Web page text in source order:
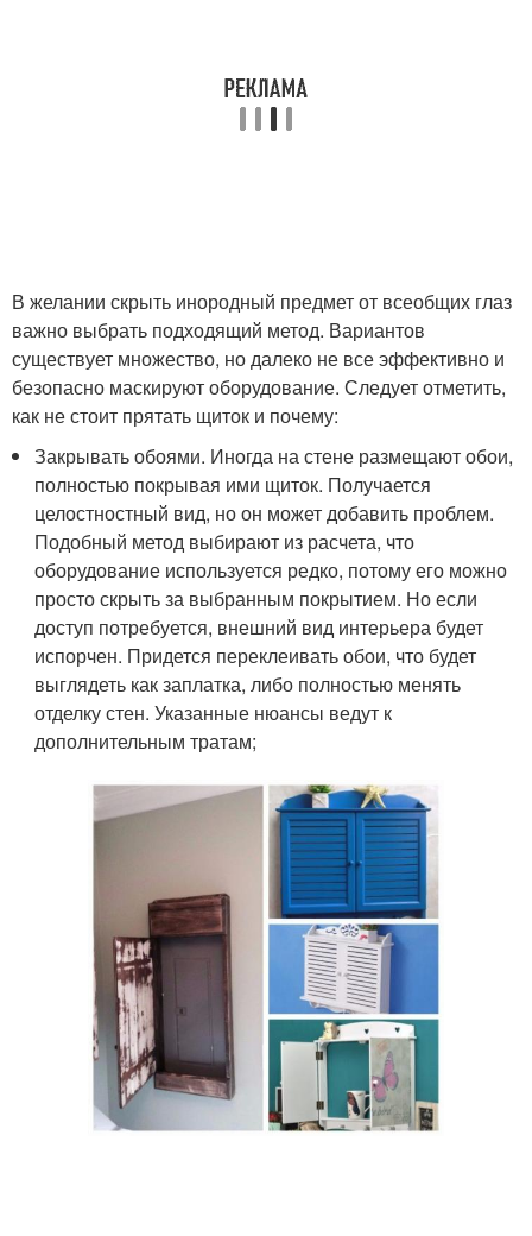
В желании скрыть инородный предмет от всеобщих глаз
важно выбрать подходящий метод. Вариантов
существует множество, но далеко не все эффективно и
безопасно маскируют оборудование. Следует отметить,
как не стоит прятать щиток и почему:
Закрывать обоями. Иногда на стене размещают обои,
полностью покрывая ими щиток. Получается
целостностный вид, но он может добавить проблем.
Подобный метод выбирают из расчета, что
оборудование используется редко, потому его можно
просто скрыть за выбранным покрытием. Но если
доступ потребуется, внешний вид интерьера будет
испорчен. Придется переклеивать обои, что будет
выглядеть как заплатка, либо полностью менять
отделку стен. Указанные нюансы ведут к
дополнительным тратам;